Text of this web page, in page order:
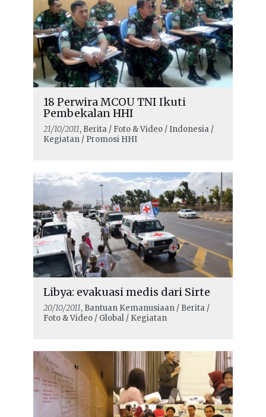
18 Perwira MCOU TNI Ikuti
Pembekalan HHI
21/10/2011, Berita / Foto & Video / Indonesia /
Kegiatan / Promosi HHI
Libya: evakuasi medis dari Sirte
20/10/2011, Bantuan Kemanusiaan / Berita /
Foto & Video / Global / Kegiatan